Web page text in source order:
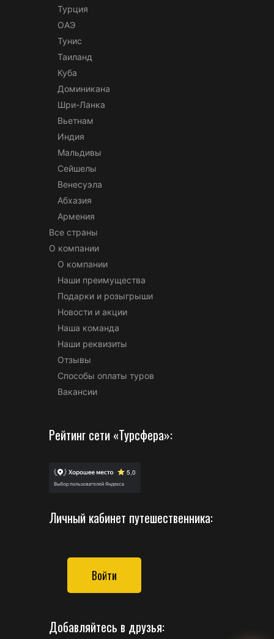
Турция
ОАЭ
Тунис
Таиланд
Куба
Доминикана
Шри-Ланка
Вьетнам
Индия
Мальдивы
Сейшелы
Венесуэла
Абхазия
Армения
Все страны
О компании
О компании
Наши преимущества
Подарки и розыгрыши
Новости и акции
Наша команда
Наши реквизиты
Отзывы
Способы оплаты туров
Вакансии
Рейтинг сети «Турсфера»:
Личный кабинет путешественника:
Войти
Добавляйтесь в друзья: